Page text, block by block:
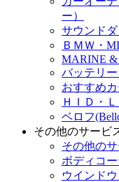
ー）
サウンド
ＢＭＷ・
MARINE &
バッテリ
おすすめ
ＨＩＤ・
ベロフ
その他のサービ
その他の
ボディコ
ウインド